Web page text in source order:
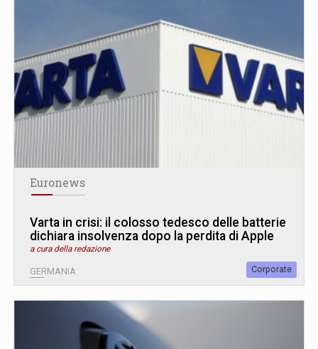
Euronews
Varta in crisi: il colosso tedesco delle batterie
dichiara insolvenza dopo la perdita di Apple
a cura della redazione
GERMANIA Corporate